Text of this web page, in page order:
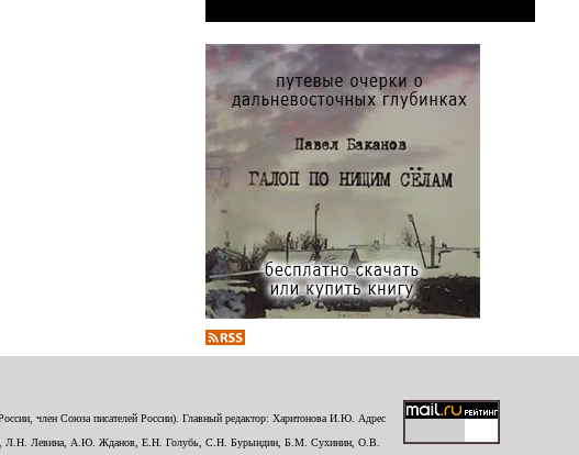
член Союза писателей России). Главный редактор: Харитонова И.Ю. Адрес
Л.Н. Левина, А.Ю. Жданов, Е.Н. Голубь, С.Н. Бурындин, Б.М. Сухинин, О.В.